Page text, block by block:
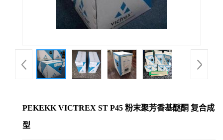
品
展
PEKEKK VICTREX ST P45 粉末聚芳香基醚酮 复合成
型